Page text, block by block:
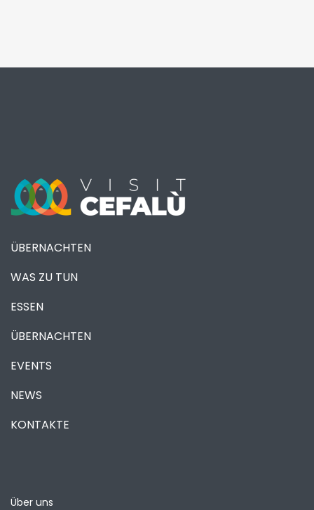
ÜBERNACHTEN
WAS ZU TUN
ESSEN
ÜBERNACHTEN
EVENTS
NEWS
KONTAKTE
Über uns